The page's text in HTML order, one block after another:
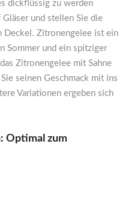
dickflüssig zu werden
und stellen Sie die
Deckel. Zitronengelee ist ein
Sommer und ein spitziger
Zitronengelee mit Sahne
seinen Geschmack mit ins
Variationen ergeben sich
Optimal zum